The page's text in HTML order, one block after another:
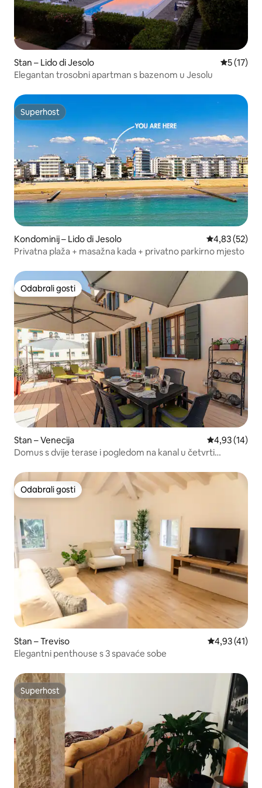
Stan – Lido di Jesolo Prosječna
5 (17)
Elegantan trosobni apartman s bazenom u Jesolu
Superhost
Superhost
Kondominij – Lido di Jesolo Prosječna
4,83 (52)
Privatna plaža + masažna kada + privatno parkirno mjesto
Odabrali gosti
Odabrali gosti
Stan – Venecija Prosječna
4,93 (14)
Domus s dvije terase i pogledom na kanal u četvrti
Odabrali gosti
Odabrali gosti
Stan – Treviso Prosječna
4,93 (41)
Elegantni penthouse s 3 spavaće sobe
Superhost
Superhost